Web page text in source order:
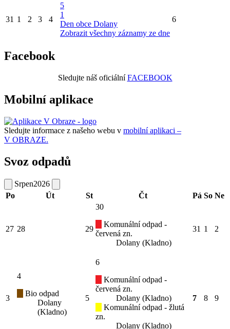
31 1 2 3 4
5
1
Den obce Dolany
Zobrazit všechny záznamy ze dne
6
Facebook
Sledujte náš oficiálníFACEBOOK
Mobilní aplikace
Sledujte informace z našeho webu v mobilní aplikaci –
V OBRAZE.
Svoz odpadů
Srpen2026
Po
Út St Čt Pá So Ne
27 28 29
30
Komunální odpad -
červená zn.
Dolany (Kladno)
31 1 2
3
4
Bio odpad
Dolany
(Kladno)
5
6
Komunální odpad -
červená zn.
Dolany (Kladno)
Komunální odpad - žlutá
zn.
Dolany (Kladno)
7 8 9